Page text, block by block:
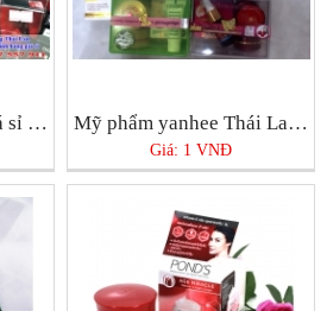
Mỹ phẩm Thái Lan giá sỉ chính hãng tại Tphcm Mỹ phẩm yanhee Thái Lan chính hãng ở Tphcm bán ở đâu tốt nhất?
Giá: 1 VNĐ